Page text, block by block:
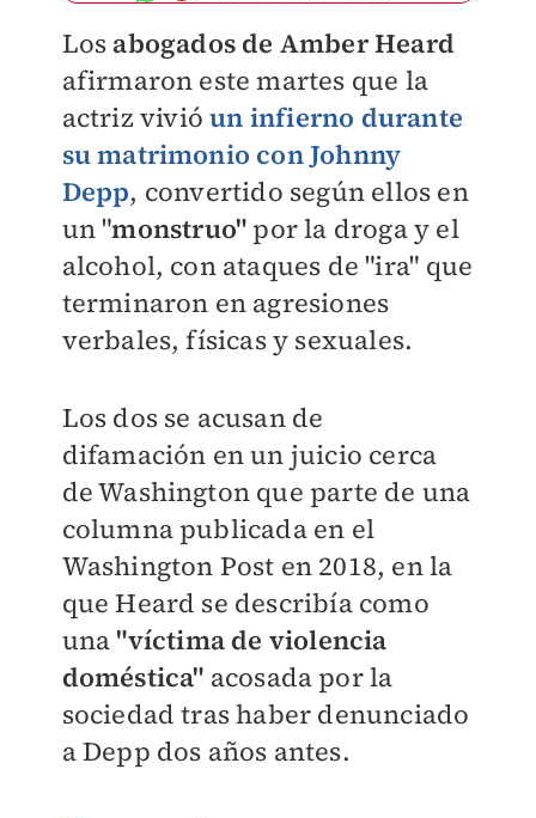
Los abogados de Amber Heard
afirmaron este martes que la
actriz vivióun infierno durante
su matrimonio con Johnny
Depp, convertido según ellos en
un "monstruo" por la droga y el
alcohol, con ataques de "ira" que
terminaron en agresiones
verbales, físicas y sexuales.
Los dos se acusan de
difamación en un juicio cerca
de Washington que parte de una
columna publicada en el
Washington Post en 2018, en la
que Heard se describía como
una"víctima de violencia
doméstica" acosada por la
sociedad tras haber denunciado
a Depp dos años antes.